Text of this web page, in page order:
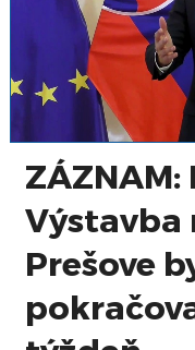
ZÁZNAM:
Výstavba
Prešove